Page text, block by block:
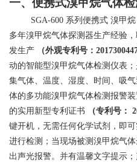
一、便携式溴甲烷气体
SGA-600 系列便携式 溴甲烷
多年溴甲烷气体探测器生产经验
发生产
（外观专利号：
动的智能型溴甲烷气体检测仪表
集气体、温度、湿度、时间、吸
体的多功能溴甲烷气体检测报警
的实用新型专利证书
（专利号：
键开机，无需任何化学试剂，即
进行检测；当现场被测溴甲烷气
出声光报警。并有温馨文字提示